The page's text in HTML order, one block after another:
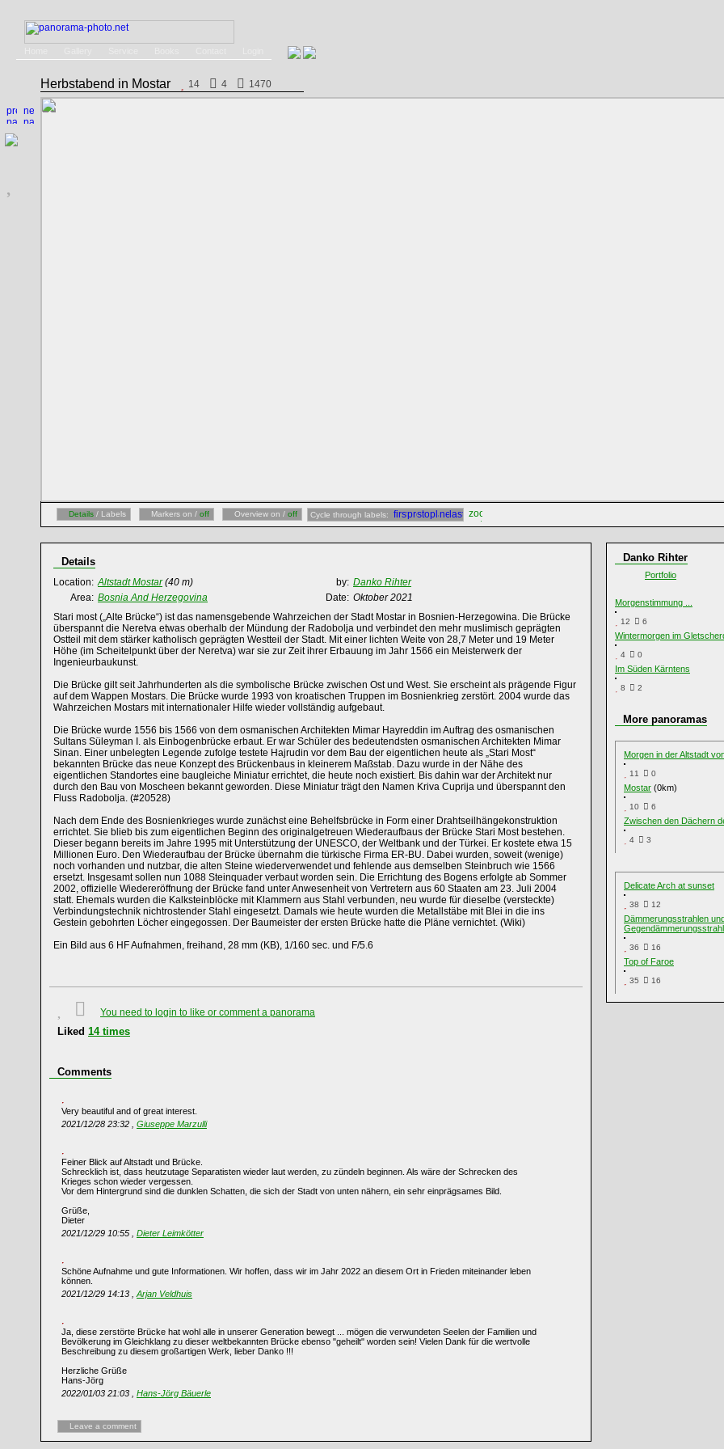
Herbstabend in Mostar 14 4 1470
Details / Labels Markers on / off Overview on / off Cycle through labels:
Details
Location: Altstadt Mostar (40 m) by: Danko Rihter
Area: Bosnia And Herzegovina Date: Oktober 2021
Stari most („Alte Brücke“) ist das namensgebende Wahrzeichen der Stadt Mostar in Bosnien-Herzegowina. Die Brücke
überspannt die Neretva etwas oberhalb der Mündung der Radobolja und verbindet den mehr muslimisch geprägten
Ostteil mit dem stärker katholisch geprägten Westteil der Stadt. Mit einer lichten Weite von 28,7 Meter und 19 Meter
Höhe (im Scheitelpunkt über der Neretva) war sie zur Zeit ihrer Erbauung im Jahr 1566 ein Meisterwerk der
Ingenieurbaukunst.
Die Brücke gilt seit Jahrhunderten als die symbolische Brücke zwischen Ost und West. Sie erscheint als prägende Figur
auf dem Wappen Mostars. Die Brücke wurde 1993 von kroatischen Truppen im Bosnienkrieg zerstört. 2004 wurde das
Wahrzeichen Mostars mit internationaler Hilfe wieder vollständig aufgebaut.
Die Brücke wurde 1556 bis 1566 von dem osmanischen Architekten Mimar Hayreddin im Auftrag des osmanischen
Sultans Süleyman I. als Einbogenbrücke erbaut. Er war Schüler des bedeutendsten osmanischen Architekten Mimar
Sinan. Einer unbelegten Legende zufolge testete Hajrudin vor dem Bau der eigentlichen heute als „Stari Most“
bekannten Brücke das neue Konzept des Brückenbaus in kleinerem Maßstab. Dazu wurde in der Nähe des
eigentlichen Standortes eine baugleiche Miniatur errichtet, die heute noch existiert. Bis dahin war der Architekt nur
durch den Bau von Moscheen bekannt geworden. Diese Miniatur trägt den Namen Kriva Cuprija und überspannt den
Fluss Radobolja. (#20528)
Nach dem Ende des Bosnienkrieges wurde zunächst eine Behelfsbrücke in Form einer Drahtseilhängekonstruktion
errichtet. Sie blieb bis zum eigentlichen Beginn des originalgetreuen Wiederaufbaus der Brücke Stari Most bestehen.
Dieser begann bereits im Jahre 1995 mit Unterstützung der UNESCO, der Weltbank und der Türkei. Er kostete etwa 15
Millionen Euro. Den Wiederaufbau der Brücke übernahm die türkische Firma ER-BU. Dabei wurden, soweit (wenige)
noch vorhanden und nutzbar, die alten Steine wiederverwendet und fehlende aus demselben Steinbruch wie 1566
ersetzt. Insgesamt sollen nun 1088 Steinquader verbaut worden sein. Die Errichtung des Bogens erfolgte ab Sommer
2002, offizielle Wiedereröffnung der Brücke fand unter Anwesenheit von Vertretern aus 60 Staaten am 23. Juli 2004
statt. Ehemals wurden die Kalksteinblöcke mit Klammern aus Stahl verbunden, neu wurde für dieselbe (versteckte)
Verbindungstechnik nichtrostender Stahl eingesetzt. Damals wie heute wurden die Metallstäbe mit Blei in die ins
Gestein gebohrten Löcher eingegossen. Der Baumeister der ersten Brücke hatte die Pläne vernichtet. (Wiki)
Ein Bild aus 6 HF Aufnahmen, freihand, 28 mm (KB), 1/160 sec. und F/5.6
You need to login to like or comment a panorama
Liked 14times
Comments
Very beautiful and of great interest.
2021/12/28 23:32 , Giuseppe Marzulli
Feiner Blick auf Altstadt und Brücke.
Schrecklich ist, dass heutzutage Separatisten wieder laut werden, zu zündeln beginnen. Als wäre der Schrecken des
Krieges schon wieder vergessen.
Vor dem Hintergrund sind die dunklen Schatten, die sich der Stadt von unten nähern, ein sehr einprägsames Bild.
Grüße,
Dieter
2021/12/29 10:55 , Dieter Leimkötter
Schöne Aufnahme und gute Informationen. Wir hoffen, dass wir im Jahr 2022 an diesem Ort in Frieden miteinander leben
können.
2021/12/29 14:13 , Arjan Veldhuis
Ja, diese zerstörte Brücke hat wohl alle in unserer Generation bewegt ... mögen die verwundeten Seelen der Familien und
Bevölkerung im Gleichklang zu dieser weltbekannten Brücke ebenso "geheilt" worden sein! Vielen Dank für die wertvolle
Beschreibung zu diesem großartigen Werk, lieber Danko !!!
Herzliche Grüße
Hans-Jörg
2022/01/03 21:03 , Hans-Jörg Bäuerle
Leave a comment
Danko Rihter
Portfolio
Morgenstimmung ...
12 6
Wintermorgen im
4 0
Im Süden Kärntens
8 2
More panoramas
Morgen in der Altstadt
11 0
Mostar (0km)
10 6
Zwischen den Dächern
4 3
Delicate Arch at sunset
38 12
Dämmerungsstrahlen
36 16
Top of Faroe
35 16